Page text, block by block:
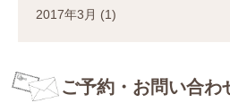
2017年3月 (1)
ご予約・お問い合わ